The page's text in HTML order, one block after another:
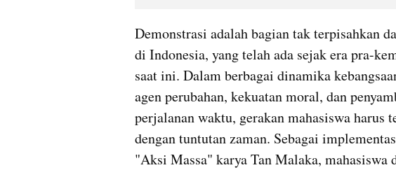
Demonstrasi adalah bagian tak terpisahkan
di Indonesia, yang telah ada sejak era pra-
saat ini. Dalam berbagai dinamika
agen perubahan, kekuatan moral, dan
perjalanan waktu, gerakan mahasiswa harus
dengan tuntutan zaman. Sebagai
"Aksi Massa" karya Tan Malaka, mahasiswa